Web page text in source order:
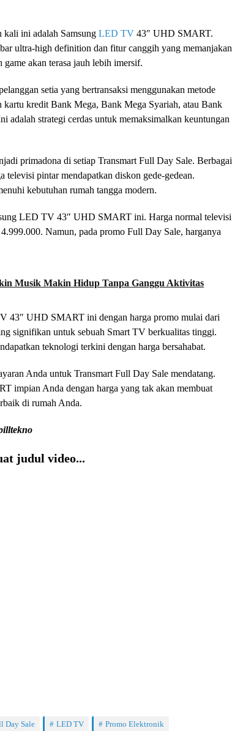
kali ini adalah Samsung LED TV 43″ UHD SMART.
ultra-high definition dan fitur canggih yang memanjakan
akan terasa jauh lebih imersif.
setia yang bertransaksi menggunakan metode
kartu kredit Bank Mega, Bank Mega Syariah, atau Bank
adalah strategi cerdas untuk memaksimalkan keuntungan
primadona di setiap Transmart Full Day Sale. Berbagai
pintar mendapatkan diskon gede-gedean.
kebutuhan rumah tangga modern.
LED TV 43″ UHD SMART ini. Harga normal televisi
Namun, pada promo Full Day Sale, harganya
Musik Makin Hidup Tanpa Ganggu Aktivitas
43″ UHD SMART ini dengan harga promo mulai dari
signifikan untuk sebuah Smart TV berkualitas tinggi.
teknologi terkini dengan harga bersahabat.
Anda untuk Transmart Full Day Sale mendatang.
impian Anda dengan harga yang tak akan membuat
di rumah Anda.
judul video...
Day Sale LED TV
Promo Elektronik